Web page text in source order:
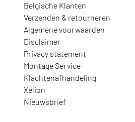
Belgische Klanten
Verzenden & retourneren
Algemene voorwaarden
Disclaimer
Privacy statement
Montage Service
Klachtenafhandeling
Xelion
Nieuwsbrief